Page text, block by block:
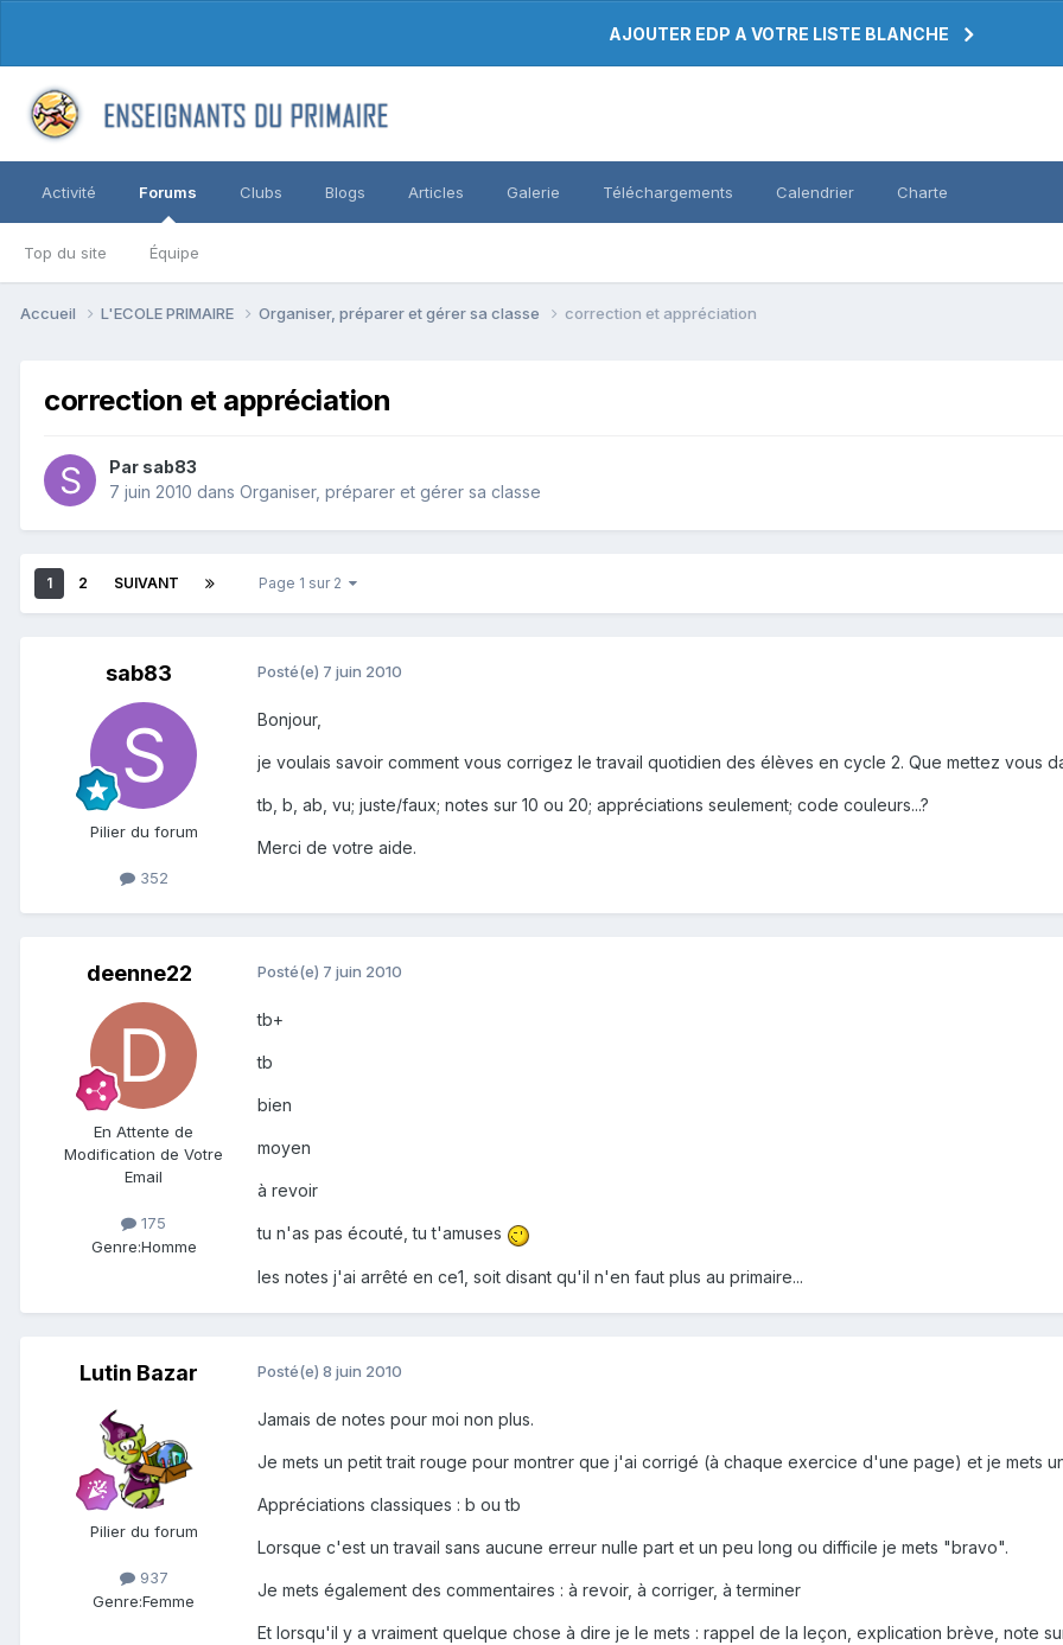
AJOUTER EDP A VOTRE LISTE BLANCHE
Activité Forums
Top du site Équipe
Clubs Blogs Articles Galerie Téléchargements Calendrier Charte
Accueil L'ECOLE PRIMAIRE Organiser, préparer et gérer sa classe correction et appréciation
correction et appréciation
Par sab83
7 juin 2010 dans Organiser, préparer et gérer sa classe
1 2 SUIVANT Page 1 sur 2
sab83
Pilier du forum
352
Posté(e) 7 juin 2010
Bonjour,
je voulais savoir comment vous corrigez le travail quotidien des élèves en cycle 2. Que mettez vous
tb, b, ab, vu; juste/faux; notes sur 10 ou 20; appréciations seulement; code couleurs...?
Merci de votre aide.
deenne22
En Attente de
Modification de Votre
Email
175
Genre:Homme
Posté(e) 7 juin 2010
tb+
tb
bien
moyen
à revoir
tu n'as pas écouté, tu t'amuses
les notes j'ai arrêté en ce1, soit disant qu'il n'en faut plus au primaire...
Lutin Bazar
Pilier du forum
937
Genre:Femme
Posté(e) 8 juin 2010
Jamais de notes pour moi non plus.
Je mets un petit trait rouge pour montrer que j'ai corrigé (à chaque exercice d'une page) et je mets
Appréciations classiques : b ou tb
Lorsque c'est un travail sans aucune erreur nulle part et un peu long ou difficile je mets "bravo".
Je mets également des commentaires : à revoir, à corriger, à terminer
Et lorsqu'il y a vraiment quelque chose à dire je le mets : rappel de la leçon, explication brève, note